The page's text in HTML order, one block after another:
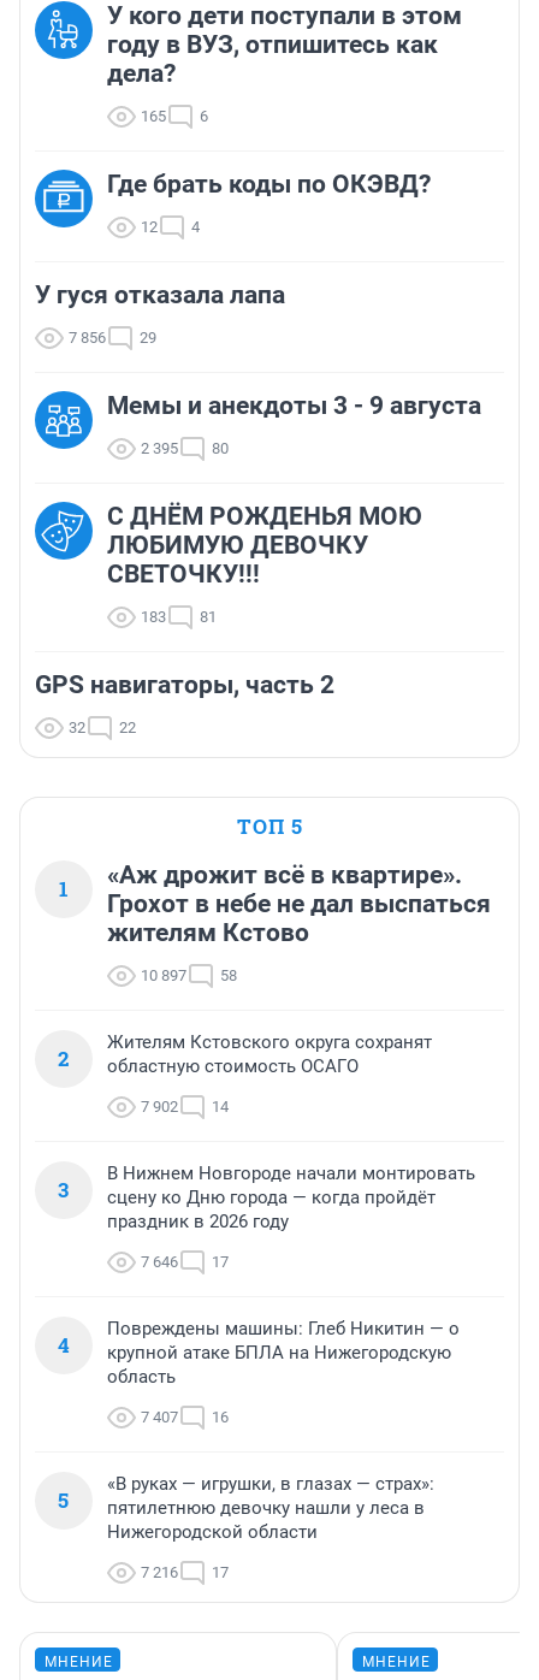
У кого дети поступали в этом
году в ВУЗ, отпишитесь как
дела?
165 6
Где брать коды по ОКЭВД?
12 4
У гуся отказала лапа
7 856 29
Мемы и анекдоты 3 - 9 августа
2 395 80
С ДНЁМ РОЖДЕНЬЯ МОЮ
ЛЮБИМУЮ ДЕВОЧКУ
СВЕТОЧКУ!!!
183 81
GPS навигаторы, часть 2
32 22
ТОП 5
1
«Аж дрожит всё в квартире».
Грохот в небе не дал выспаться
жителям Кстово
10 897 58
2
Жителям Кстовского округа сохранят
областную стоимость ОСАГО
7 902 14
3
В Нижнем Новгороде начали монтировать
сцену ко Дню города — когда пройдёт
праздник в 2026 году
7 646 17
4
Повреждены машины: Глеб Никитин — о
крупной атаке БПЛА на Нижегородскую
область
7 407 16
5
«В руках — игрушки, в глазах — страх»:
пятилетнюю девочку нашли у леса в
Нижегородской области
7 216 17
МНЕНИЕ МНЕНИЕ